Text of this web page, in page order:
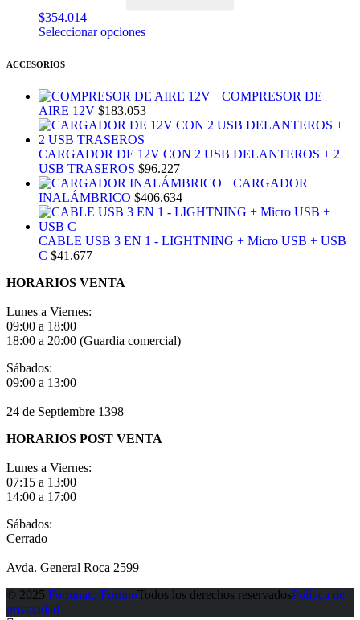
$354.014
Seleccionar opcionesEste
variantes.
Las
opciones
se
pueden
elegir
en
la
página
de
producto
ACCESORIOS
COMPRESOR DE
AIRE 12V $183.053
CARGADOR DE 12V CON 2 USB DELANTEROS + 2
USB TRASEROS $96.227
CARGADOR
INALÁMBRICO $406.634
CABLE USB 3 EN 1 - LIGHTNING + Micro USB + USB
C $41.677
HORARIOS VENTA
Lunes a Viernes:
09:00 a 18:00
18:00 a 20:00 (Guardia comercial)
Sábados:
09:00 a 13:00
24 de Septiembre 1398
HORARIOS POST VENTA
Lunes a Viernes:
07:15 a 13:00
14:00 a 17:00
Sábados:
Cerrado
Avda. General Roca 2599
© 2025 Fortunato FortinoTodos los derechos reservadosPolítica de
privacidad